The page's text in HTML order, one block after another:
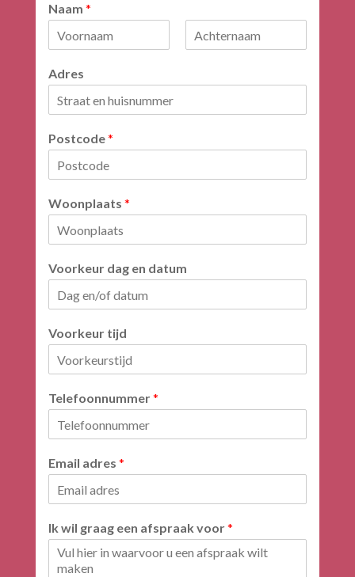
Naam *
o
o
a
m
r
Adres
Postcode*
Woonplaats *
Voorkeur dag en datum
Voorkeur tijd
Telefoonnummer*
Email adres *
Ik wil graag een afspraak voor*